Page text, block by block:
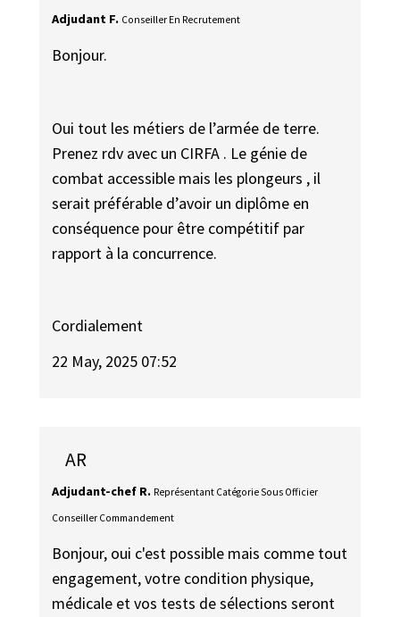
Adjudant F. Conseiller En Recrutement
Bonjour.
Oui tout les métiers de l’armée de terre.
Prenez rdv avec un CIRFA . Le génie de
combat accessible mais les plongeurs , il
serait préférable d’avoir un diplôme en
conséquence pour être compétitif par
rapport à la concurrence.
Cordialement
22 May, 2025 07:52
AR
Adjudant-chef R. Représentant Catégorie Sous Officier
Conseiller Commandement
Bonjour, oui c'est possible mais comme tout
engagement, votre condition physique,
médicale et vos tests de sélections seront